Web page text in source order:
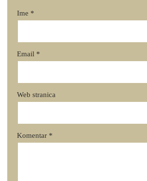
Ime *
Email *
Web stranica
Komentar *